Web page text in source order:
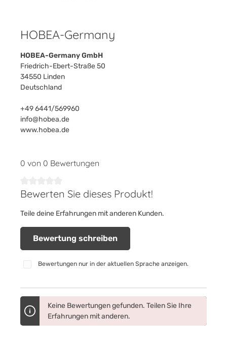
HOBEA-Germany
HOBEA-Germany GmbH
Friedrich-Ebert-Straße 50
34550 Linden
Deutschland
+49 6441/569960
info@hobea.de
www.hobea.de
0 von 0 Bewertungen
Durchschnittliche Bewertung von 0 von 5 Sternen
Bewerten Sie dieses Produkt!
Teile deine Erfahrungen mit anderen Kunden.
Bewertung schreiben
Bewertungen nur in der aktuellen Sprache anzeigen.
Keine Bewertungen gefunden. Teilen Sie Ihre
Erfahrungen mit anderen.